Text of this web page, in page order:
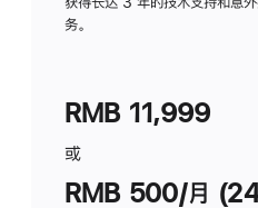
务。
RMB 11,999
或
RMB 500/月